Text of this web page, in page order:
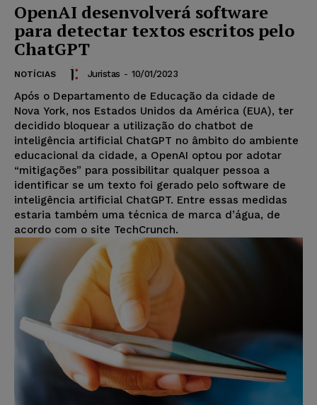
OpenAI desenvolverá software
para detectar textos escritos pelo
ChatGPT
NOTÍCIAS Juristas - 10/01/2023
Após o Departamento de Educação da cidade de
Nova York, nos Estados Unidos da América (EUA), ter
decidido bloquear a utilização do chatbot de
inteligência artificial ChatGPT no âmbito do ambiente
educacional da cidade, a OpenAI optou por adotar
“mitigações” para possibilitar qualquer pessoa a
identificar se um texto foi gerado pelo software de
inteligência artificial ChatGPT. Entre essas medidas
estaria também uma técnica de marca d’água, de
acordo com o site TechCrunch.